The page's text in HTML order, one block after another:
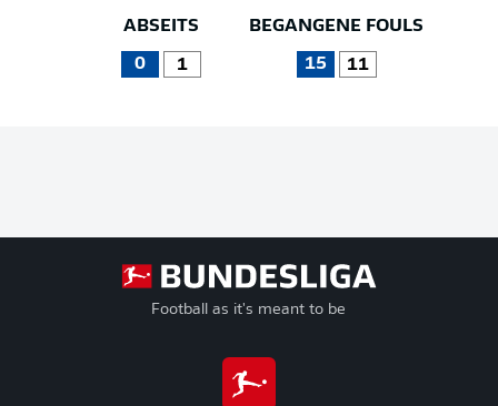
ABSEITS
0 1
BEGANGENE FOULS
15 11
Football as it's meant to be